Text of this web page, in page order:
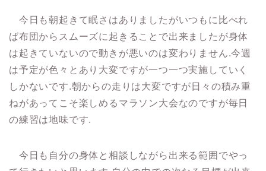
今日も朝起きて眠さはありましたがいつもに比べれ
ば布団からスムーズに起きることで出来ましたが身体
は起きていないので動きが悪いのは変わりません.今週
は予定が色々とあり大変ですが一つ一つ実施していく
しかないです.朝からの走りは大変ですが日々の積み重
ねがあってこそ楽しめるマラソン大会なのですが毎日
の練習は地味です.
今日も自分の身体と相談しながら出来る範囲でやっ